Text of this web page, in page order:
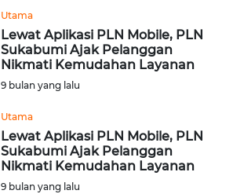
Utama
Lewat Aplikasi PLN Mobile, PLN
Sukabumi Ajak Pelanggan
Nikmati Kemudahan Layanan
9 bulan yang lalu
Utama
Lewat Aplikasi PLN Mobile, PLN
Sukabumi Ajak Pelanggan
Nikmati Kemudahan Layanan
9 bulan yang lalu